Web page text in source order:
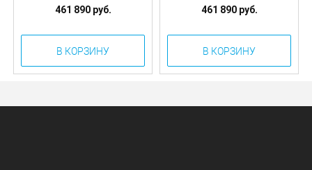
461 890 руб.
В КОРЗИНУ
461 890 руб.
В КОРЗИНУ